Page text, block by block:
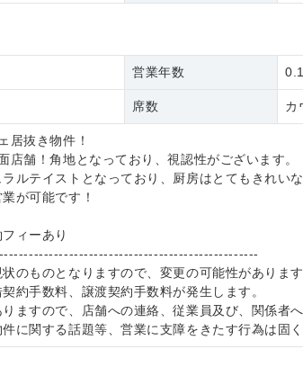
営業年数
席数 カ
居抜き物件！
店舗！角地となっており、視認性がございます。
ルテイストとなっており、厨房はとてもきれいな
が可能です！
ィーあり
のものとなりますので、変更の可能性があります
約手数料、譲渡契約手数料が発生します。
ますので、店舗への連絡、従業員及び、関係者
に関する話題等、営業に支障をきたす行為は固く